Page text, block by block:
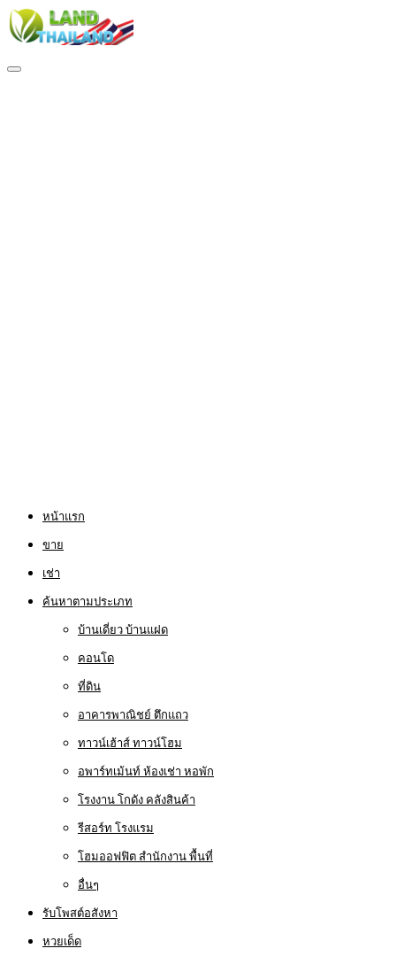
หน้าแรก
ขาย
เช่า
ค้นหาตามประเภท
บ้านเดี่ยว บ้านแฝด
คอนโด
ที่ดิน
อาคารพาณิชย์ ตึกแถว
ทาวน์เฮ้าส์ ทาวน์โฮม
อพาร์ทเม้นท์ ห้องเช่า หอพัก
โรงงาน โกดัง คลังสินค้า
รีสอร์ท โรงแรม
โฮมออฟฟิต สำนักงาน พื้นที่
อื่นๆ
รับโพสต์อสังหา
หวยเด็ด